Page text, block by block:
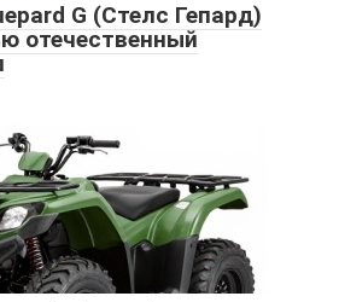
G (Стелс Гепард)
отечественный